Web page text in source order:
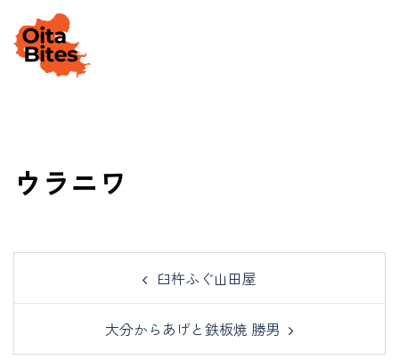
content
ウラニワ
Post
臼杵ふぐ山田屋
大分からあげと鉄板焼 勝男